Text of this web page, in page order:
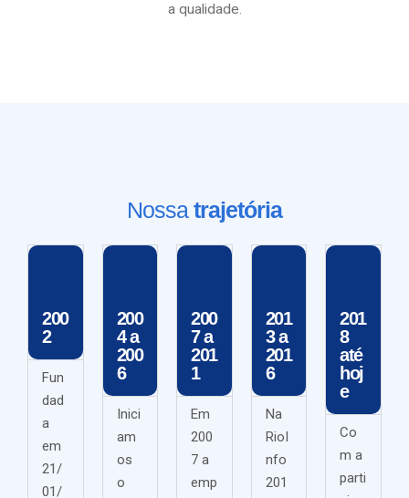
a qualidade.
Nossatrajetória
200
2
Fun
dad
a
em
21/
01/
200
4 a
200
6
Inici
am
os
o
200
7 a
201
1
Em
200
7 a
emp
201
3 a
201
6
Na
RioI
nfo
201
201
8
até
hoj
e
Co
m a
parti